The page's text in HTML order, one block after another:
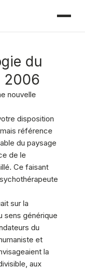
du
2006
nouvelle
disposition
référence
du paysage
de le
Ce faisant
sur la
sens générique
du
et
la
aux